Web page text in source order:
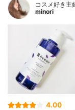
コスメ好き主
minori
4.00